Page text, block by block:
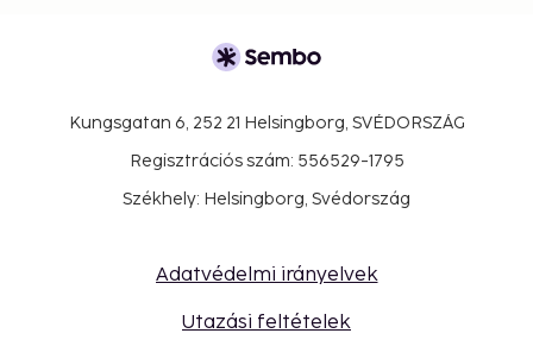
Kungsgatan 6, 252 21 Helsingborg, SVÉDORSZÁG
Regisztrációs szám: 556529-1795
Székhely: Helsingborg, Svédország
Adatvédelmi irányelvek
Utazási feltételek